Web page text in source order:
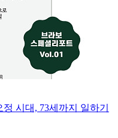
시대, 73세까지 일하기